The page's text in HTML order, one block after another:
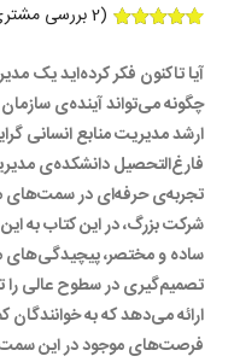
در
امتیازدهی
مشتری
(
2بررسی
آیا تاکنون فکر کرده‌اید یک
چگونه می‌تواند آینده‌ی
ارشد مدیریت منابع انسانی
تجربه‌ی حرفه‌ای در سمت‌های
شرکت بزرگ، در این کتاب به
ساده و مختصر،
تصمیم‌گیری در سطوح عالی را
ارائه می‌دهد که به
فرصت‌های موجود در این سمت